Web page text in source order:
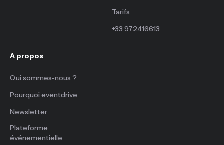
Tarifs
+33 972416613
A propos
Qui sommes-nous ?
Pourquoi eventdrive
Newsletter
Plateforme
événementielle